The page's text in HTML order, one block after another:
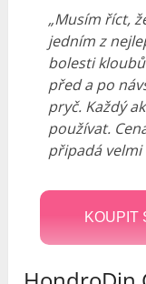
„Musím říct,
jedním z
bolesti
před a po
pryč. Každý
používat.
připadá velmi
KOUPIT